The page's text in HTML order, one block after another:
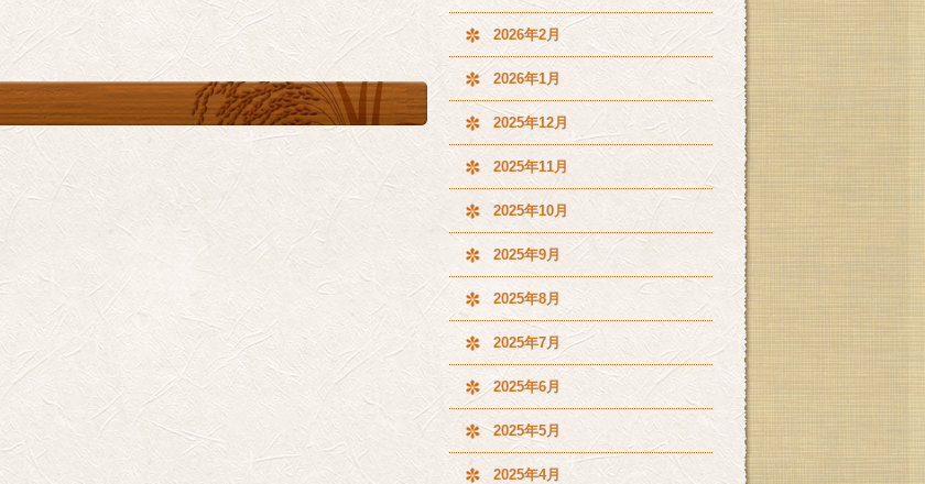
2026年2月
2026年1月
2025年12月
2025年11月
2025年10月
2025年9月
2025年8月
2025年7月
2025年6月
2025年5月
2025年4月